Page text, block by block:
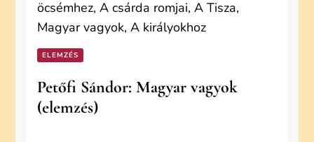
ELEMZÉS
Petőfi Sándor: Magyar vagyok
(elemzés)